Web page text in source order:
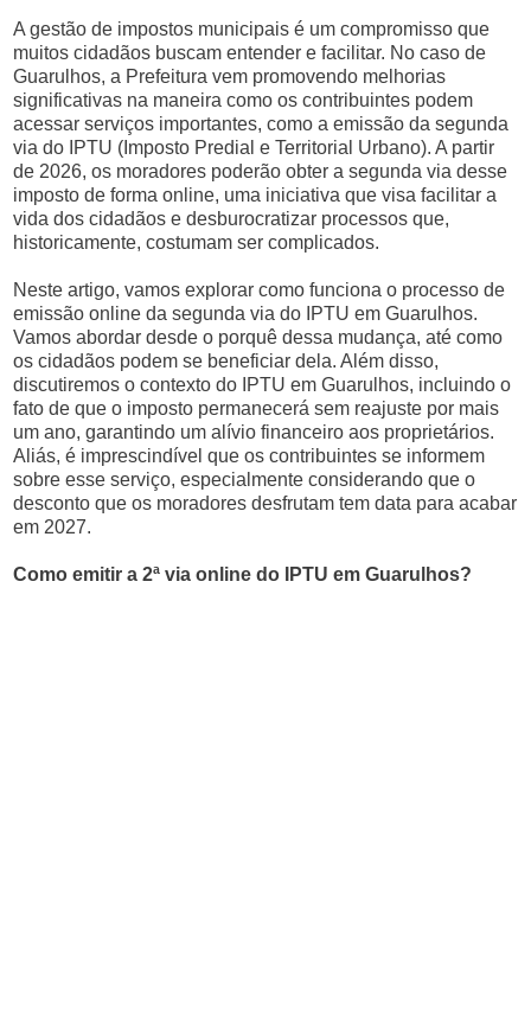
A gestão de impostos municipais é um compromisso que
muitos cidadãos buscam entender e facilitar. No caso de
Guarulhos, a Prefeitura vem promovendo melhorias
significativas na maneira como os contribuintes podem
acessar serviços importantes, como a emissão da segunda
via do IPTU (Imposto Predial e Territorial Urbano). A partir
de 2026, os moradores poderão obter a segunda via desse
imposto de forma online, uma iniciativa que visa facilitar a
vida dos cidadãos e desburocratizar processos que,
historicamente, costumam ser complicados.
Neste artigo, vamos explorar como funciona o processo de
emissão online da segunda via do IPTU em Guarulhos.
Vamos abordar desde o porquê dessa mudança, até como
os cidadãos podem se beneficiar dela. Além disso,
discutiremos o contexto do IPTU em Guarulhos, incluindo o
fato de que o imposto permanecerá sem reajuste por mais
um ano, garantindo um alívio financeiro aos proprietários.
Aliás, é imprescindível que os contribuintes se informem
sobre esse serviço, especialmente considerando que o
desconto que os moradores desfrutam tem data para acabar
em 2027.
Como emitir a 2ª via online do IPTU em Guarulhos?